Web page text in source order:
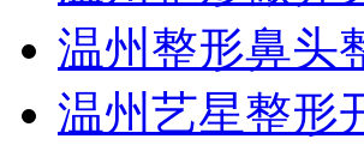
温州整形鼻头
温州艺星整形